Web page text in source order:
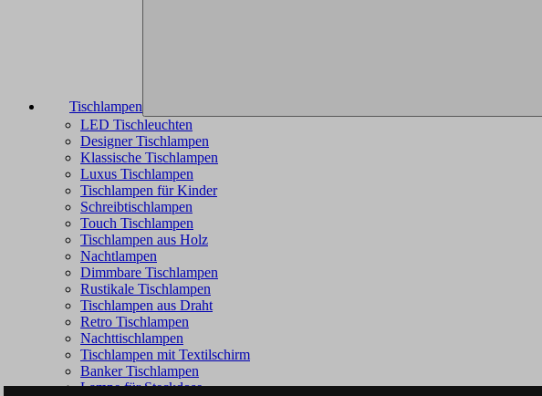
Tischlampen
LED Tischleuchten
Designer Tischlampen
Klassische Tischlampen
Luxus Tischlampen
Tischlampen für Kinder
Schreibtischlampen
Touch Tischlampen
Tischlampen aus Holz
Nachtlampen
Dimmbare Tischlampen
Rustikale Tischlampen
Tischlampen aus Draht
Retro Tischlampen
Nachttischlampen
Tischlampen mit Textilschirm
Banker Tischlampen
Lampe für Steckdose